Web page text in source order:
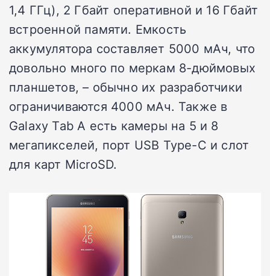
1,4 ГГц), 2 Гбайт оперативной и 16 Гбайт
встроенной памяти. Емкость
аккумулятора составляет 5000 мАч, что
довольно много по меркам 8-дюймовых
планшетов, – обычно их разработчики
ограничиваются 4000 мАч. Также в
Galaxy Tab A есть камеры на 5 и 8
мегапикселей, порт USB Type-C и слот
для карт MicroSD.